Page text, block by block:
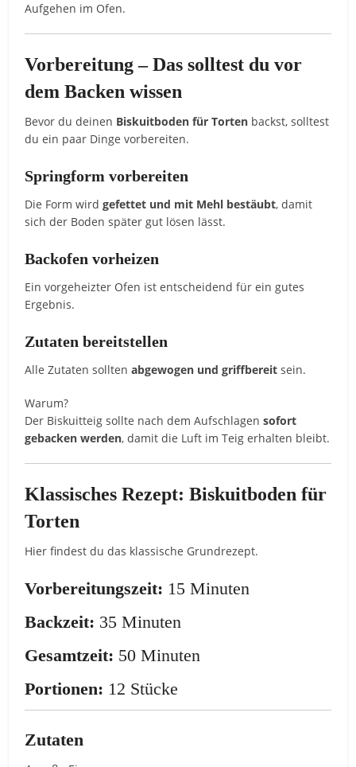
Aufgehen im Ofen.
Vorbereitung – Das solltest du vor
dem Backen wissen
Bevor du deinen Biskuitboden für Torten backst, solltest
du ein paar Dinge vorbereiten.
Springform vorbereiten
Die Form wirdgefettet und mit Mehl bestäubt, damit
sich der Boden später gut lösen lässt.
Backofen vorheizen
Ein vorgeheizter Ofen ist entscheidend für ein gutes
Ergebnis.
Zutaten bereitstellen
Alle Zutaten solltenabgewogen und griffbereit sein.
Warum?
Der Biskuitteig sollte nach dem Aufschlagensofort
gebacken werden, damit die Luft im Teig erhalten bleibt.
Klassisches Rezept: Biskuitboden für
Torten
Hier findest du das klassische Grundrezept.
Vorbereitungszeit: 15 Minuten
Backzeit: 35 Minuten
Gesamtzeit: 50 Minuten
Portionen: 12 Stücke
Zutaten